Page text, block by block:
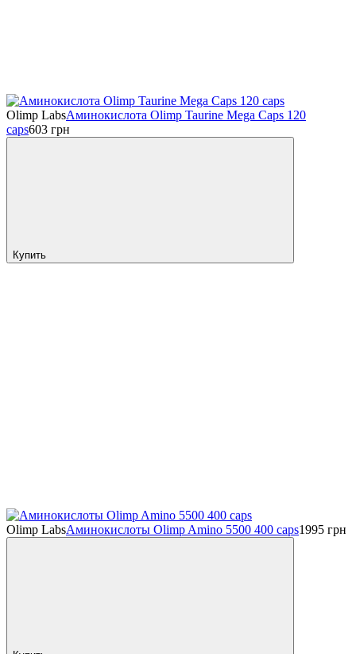
Olimp LabsАминокислота Olimp Taurine Mega Caps 120
caps603 грн
Купить
Olimp LabsАминокислоты Olimp Amino 5500 400 caps1995 грн